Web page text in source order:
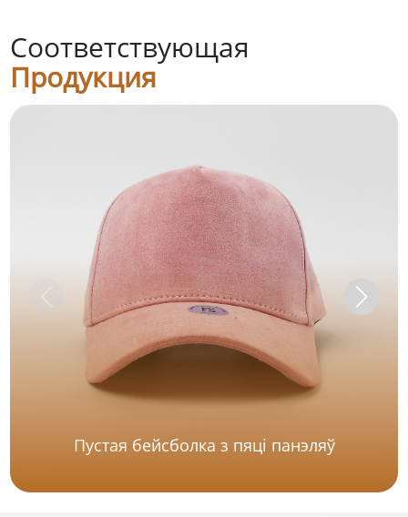
Соответствующая
Продукция
Пустая бейсболка з пяці панэляў